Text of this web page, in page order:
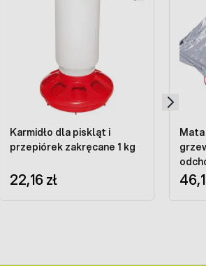
Karmidło dla piskląt i
przepiórek zakręcane 1 kg
22,16 zł
moc